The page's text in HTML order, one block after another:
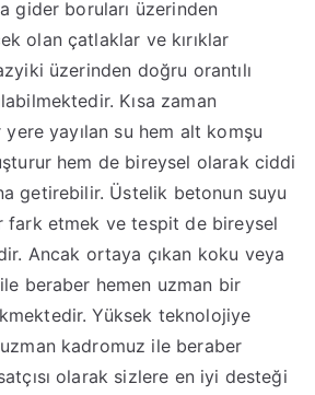
gider boruları üzerinden
olan çatlaklar ve kırıklar
üzerinden doğru orantılı
Kısa zaman
yayılan su hem alt komşu
hem de bireysel olarak ciddi
getirebilir. Üstelik betonun suyu
fark etmek ve tespit de bireysel
Ancak ortaya çıkan koku veya
beraber hemen uzman bir
Yüksek teknolojiye
kadromuz ile beraber
olarak sizlere en iyi desteği